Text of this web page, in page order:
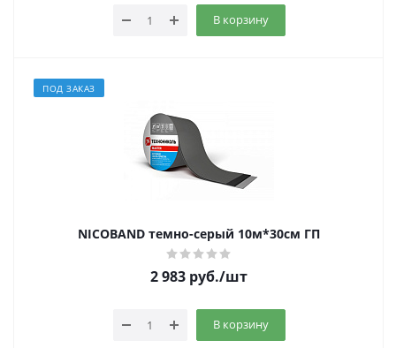
В корзину
ПОД ЗАКАЗ
NICOBAND темно-серый 10м*30см ГП
2 983 руб./шт
В корзину